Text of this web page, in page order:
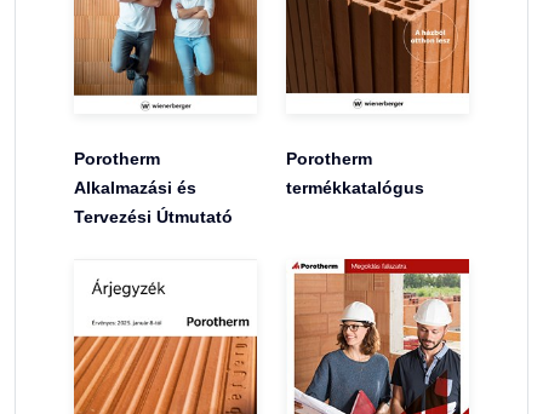
Porotherm
Alkalmazási és
Tervezési Útmutató
Porotherm
termékkatalógus